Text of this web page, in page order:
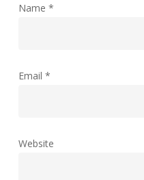
Name *
Email *
Website